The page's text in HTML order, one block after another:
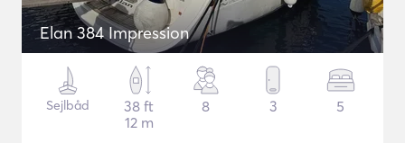
Elan 384 Impression
Sejlbåd
38 ft
12 m
8 3 5